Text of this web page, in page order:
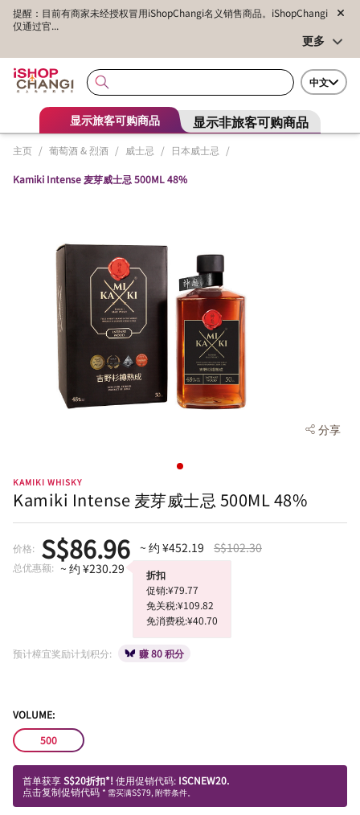
提醒：目前有商家未经授权冒用iShopChangi名义销售商品。iShopChangi
仅通过官...
更多
中文
显示旅客可购商品 显示非旅客可购商品
主页 / 葡萄酒 & 烈酒 / 威士忌 / 日本威士忌 /
Kamiki Intense 麦芽威士忌 500ML 48%
分享
KAMIKI WHISKY
Kamiki Intense 麦芽威士忌 500ML 48%
价格: S$86.96 ~ 约 ¥452.19 S$102.30
总优惠额: ~ 约 ¥230.29
折扣
促销:¥79.77
免关税:¥109.82
免消费税:¥40.70
预计樟宜奖励计划积分: 赚 80 积分
VOLUME:
500
首单获享S$20折扣*! 使用促销代码: ISCNEW20.
点击复制促销代码 * 需买满S$79, 附带条件。